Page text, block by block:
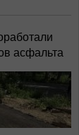
асфальта